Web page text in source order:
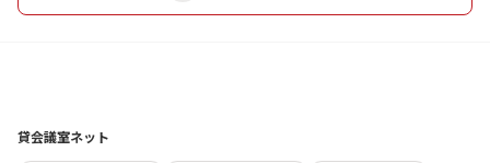
貸会議室ネット